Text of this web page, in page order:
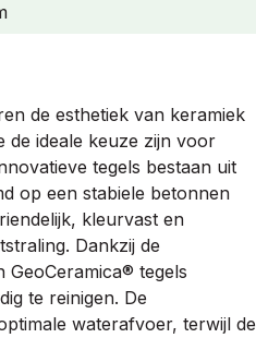
de esthetiek van keramiek
de ideale keuze zijn voor
tegels bestaan uit
op een stabiele betonnen
kleurvast en
Dankzij de
tegels
te reinigen. De
waterafvoer, terwijl de